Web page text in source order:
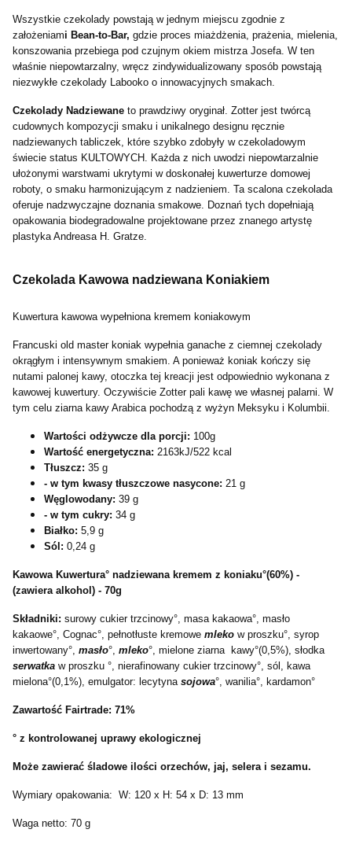
Wszystkie czekolady powstają w jednym miejscu zgodnie z
założeniami Bean-to-Bar, gdzie proces miażdżenia, prażenia, mielenia,
konszowania przebiega pod czujnym okiem mistrza Josefa. W ten
właśnie niepowtarzalny, wręcz zindywidualizowany sposób powstają
niezwykłe czekolady Labooko o innowacyjnych smakach.
Czekolady Nadziewane to prawdziwy oryginał. Zotter jest twórcą
cudownych kompozycji smaku i unikalnego designu ręcznie
nadziewanych tabliczek, które szybko zdobyły w czekoladowym
świecie status KULTOWYCH. Każda z nich uwodzi niepowtarzalnie
ułożonymi warstwami ukrytymi w doskonałej kuwerturze domowej
roboty, o smaku harmonizującym z nadzieniem. Ta scalona czekolada
oferuje nadzwyczajne doznania smakowe. Doznań tych dopełniają
opakowania biodegradowalne projektowane przez znanego artystę
plastyka Andreasa H. Gratze.
Czekolada Kawowa nadziewana Koniakiem
Kuwertura kawowa wypełniona kremem koniakowym
Francuski old master koniak wypełnia ganache z ciemnej czekolady
okrągłym i intensywnym smakiem. A ponieważ koniak kończy się
nutami palonej kawy, otoczka tej kreacji jest odpowiednio wykonana z
kawowej kuwertury. Oczywiście Zotter pali kawę we własnej palarni. W
tym celu ziarna kawy Arabica pochodzą z wyżyn Meksyku i Kolumbii.
Wartości odżywcze dla porcji: 100g
Wartość energetyczna: 2163kJ/522 kcal
Tłuszcz: 35 g
- w tym kwasy tłuszczowe nasycone: 21 g
Węglowodany: 39 g
- w tym cukry: 34 g
Białko: 5,9 g
Sól: 0,24 g
Kawowa Kuwertura° nadziewana kremem z koniaku°(60%) -
(zawiera alkohol) - 70g
Składniki: surowy cukier trzcinowy°, masa kakaowa°, masło
kakaowe°, Cognac°, pełnotłuste kremowe mleko w proszku°, syrop
inwertowany°, masło°, mleko°, mielone ziarna kawy°(0,5%), słodka
serwatka w proszku °, nierafinowany cukier trzcinowy°, sól, kawa
mielona°(0,1%), emulgator: lecytyna sojowa°, wanilia°, kardamon°
Zawartość Fairtrade: 71%
° z kontrolowanej uprawy ekologicznej
Może zawierać śladowe ilości orzechów, jaj, selera i sezamu.
Wymiary opakowania: W: 120 x H: 54 x D: 13 mm
Waga netto: 70 g